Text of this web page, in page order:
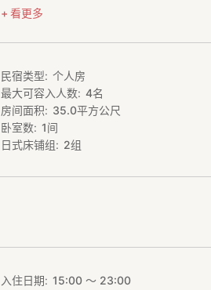
诚心地为各位的居留给予协助。
看更多
民宿类型
个人房
最大可容入人数
4名
房间面积
35.0平方公尺
卧室数
1间
日式床铺组
2组
入住日期
15:00 〜 23:00